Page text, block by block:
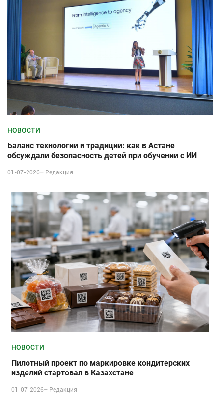
НОВОСТИ
Баланс технологий и традиций: как в Астане
обсуждали безопасность детей при обучении с ИИ
01-07-2026– Редакция
НОВОСТИ
Пилотный проект по маркировке кондитерских
изделий стартовал в Казахстане
01-07-2026– Редакция